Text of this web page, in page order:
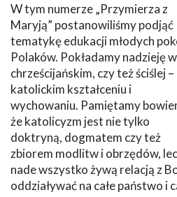
W tym numerze „Przymierza z
Maryją” postanowiliśmy podjąć
tematykę edukacji młodych
Polaków. Pokładamy nadzieję w
chrześcijańskim, czy też ściślej –
katolickim kształceniu i
wychowaniu. Pamiętamy
że katolicyzm jest nie tylko
doktryną, dogmatem czy też
zbiorem modlitw i obrzędów,
nade wszystko żywą relacją z
oddziaływać na całe państwo i